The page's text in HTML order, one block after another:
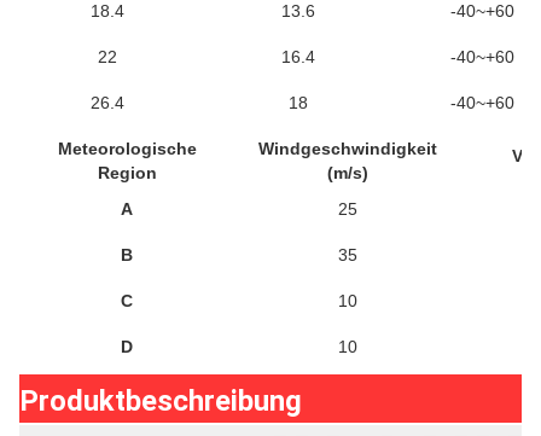
18.4 13.6 -40~+60
22 16.4 -40~+60
26.4 18 -40~+60
Meteorologische
Region
Windgeschwindigkeit
(m/s)
A 25
B 35
C 10
D 10
Produktbeschreibung